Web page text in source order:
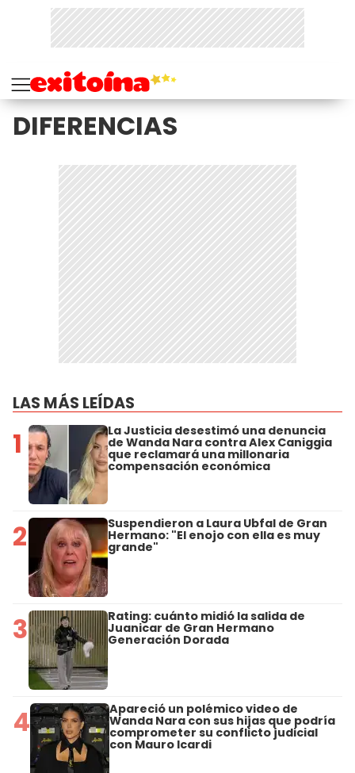
DIFERENCIAS
LAS MÁS LEÍDAS
1 La Justicia desestimó una denuncia
de Wanda Nara contra Alex Caniggia
que reclamará una millonaria
compensación económica
2 Suspendieron a Laura Ubfal de Gran
Hermano: "El enojo con ella es muy
grande"
3 Rating: cuánto midió la salida de
Juanicar de Gran Hermano
Generación Dorada
4 Apareció un polémico video de
Wanda Nara con sus hijas que podría
comprometer su conflicto judicial
con Mauro Icardi